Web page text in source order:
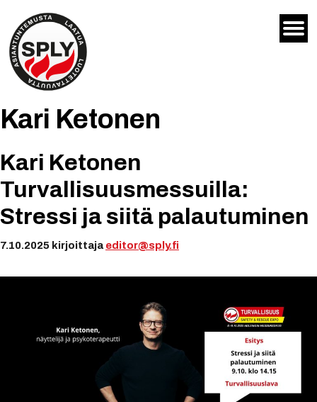
sisältöön
Kari Ketonen
Kari Ketonen
Turvallisuusmessuilla:
Stressi ja siitä palautuminen
7.10.2025 kirjoittaja editor@sply.fi